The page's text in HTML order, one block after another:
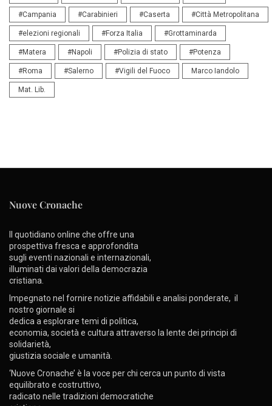
#Campania #Carabinieri #Caserta #Città Metropolitana
#elezioni regionali #Forza Italia #Grottaminarda
#Matera #Napoli #Polizia di stato #Potenza
#Roma #Salerno #Vigili del Fuoco Marco Iandolo
Mat. Lib.
Nuove Cronache
Il quotidiano online che offre una
prospettiva fresca e approfondita
sugli eventi nazionali e internazionali,
illuminati dai valori della democrazia
cristiana.
Impegnato nel fornire notizie affidabili e analisi ponderate, il
nostro giornale si
dedica a esplorare temi di politica,
economia, società e cultura attraverso la lente dei principi di
solidarietà,
giustizia sociale e umanità.
‘Nuove Cronache’ è la voce per chi cerca un punto di vista
equilibrato e costruttivo,
radicato nelle tradizioni democratiche